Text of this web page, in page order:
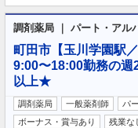
調剤薬局 ｜ パート・アル
町田市【玉川学園駅
9:00〜18:00勤務の
以上★
調剤薬局 一般薬剤師 パ
ボーナス・賞与あり
残業な